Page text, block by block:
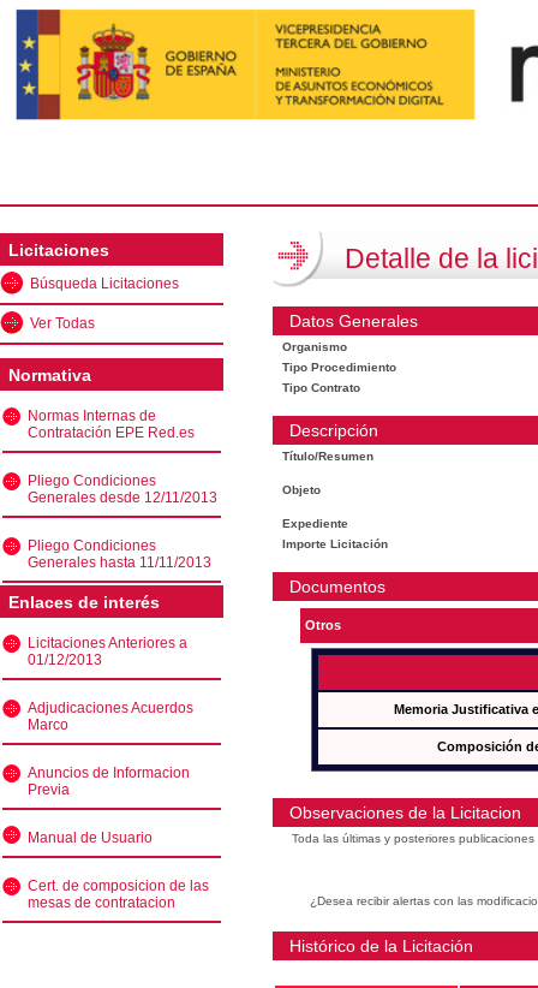
Licitaciones
Búsqueda Licitaciones
Ver Todas
Normativa
Normas Internas de
Contratación EPE Red.es
Pliego Condiciones
Generales desde 12/11/2013
Pliego Condiciones
Generales hasta 11/11/2013
Enlaces de interés
Licitaciones Anteriores a
01/12/2013
Adjudicaciones Acuerdos
Marco
Anuncios de Informacion
Previa
Manual de Usuario
Cert. de composicion de las
mesas de contratacion
Detalle de la
Datos Generales
Organismo
Tipo Procedimiento
Tipo Contrato
Descripción
Título/Resumen
Objeto
Expediente
Importe Licitación
Documentos
Otros
Memoria Justificativa
Composición
Observaciones de la Licitacion
Toda las últimas y posteriores
¿Desea recibir alertas con las
Histórico de la Licitación